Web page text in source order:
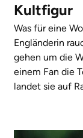
Kultfigur
Was für eine
Engländerin
gehen um die
einem Fan die
landet sie auf